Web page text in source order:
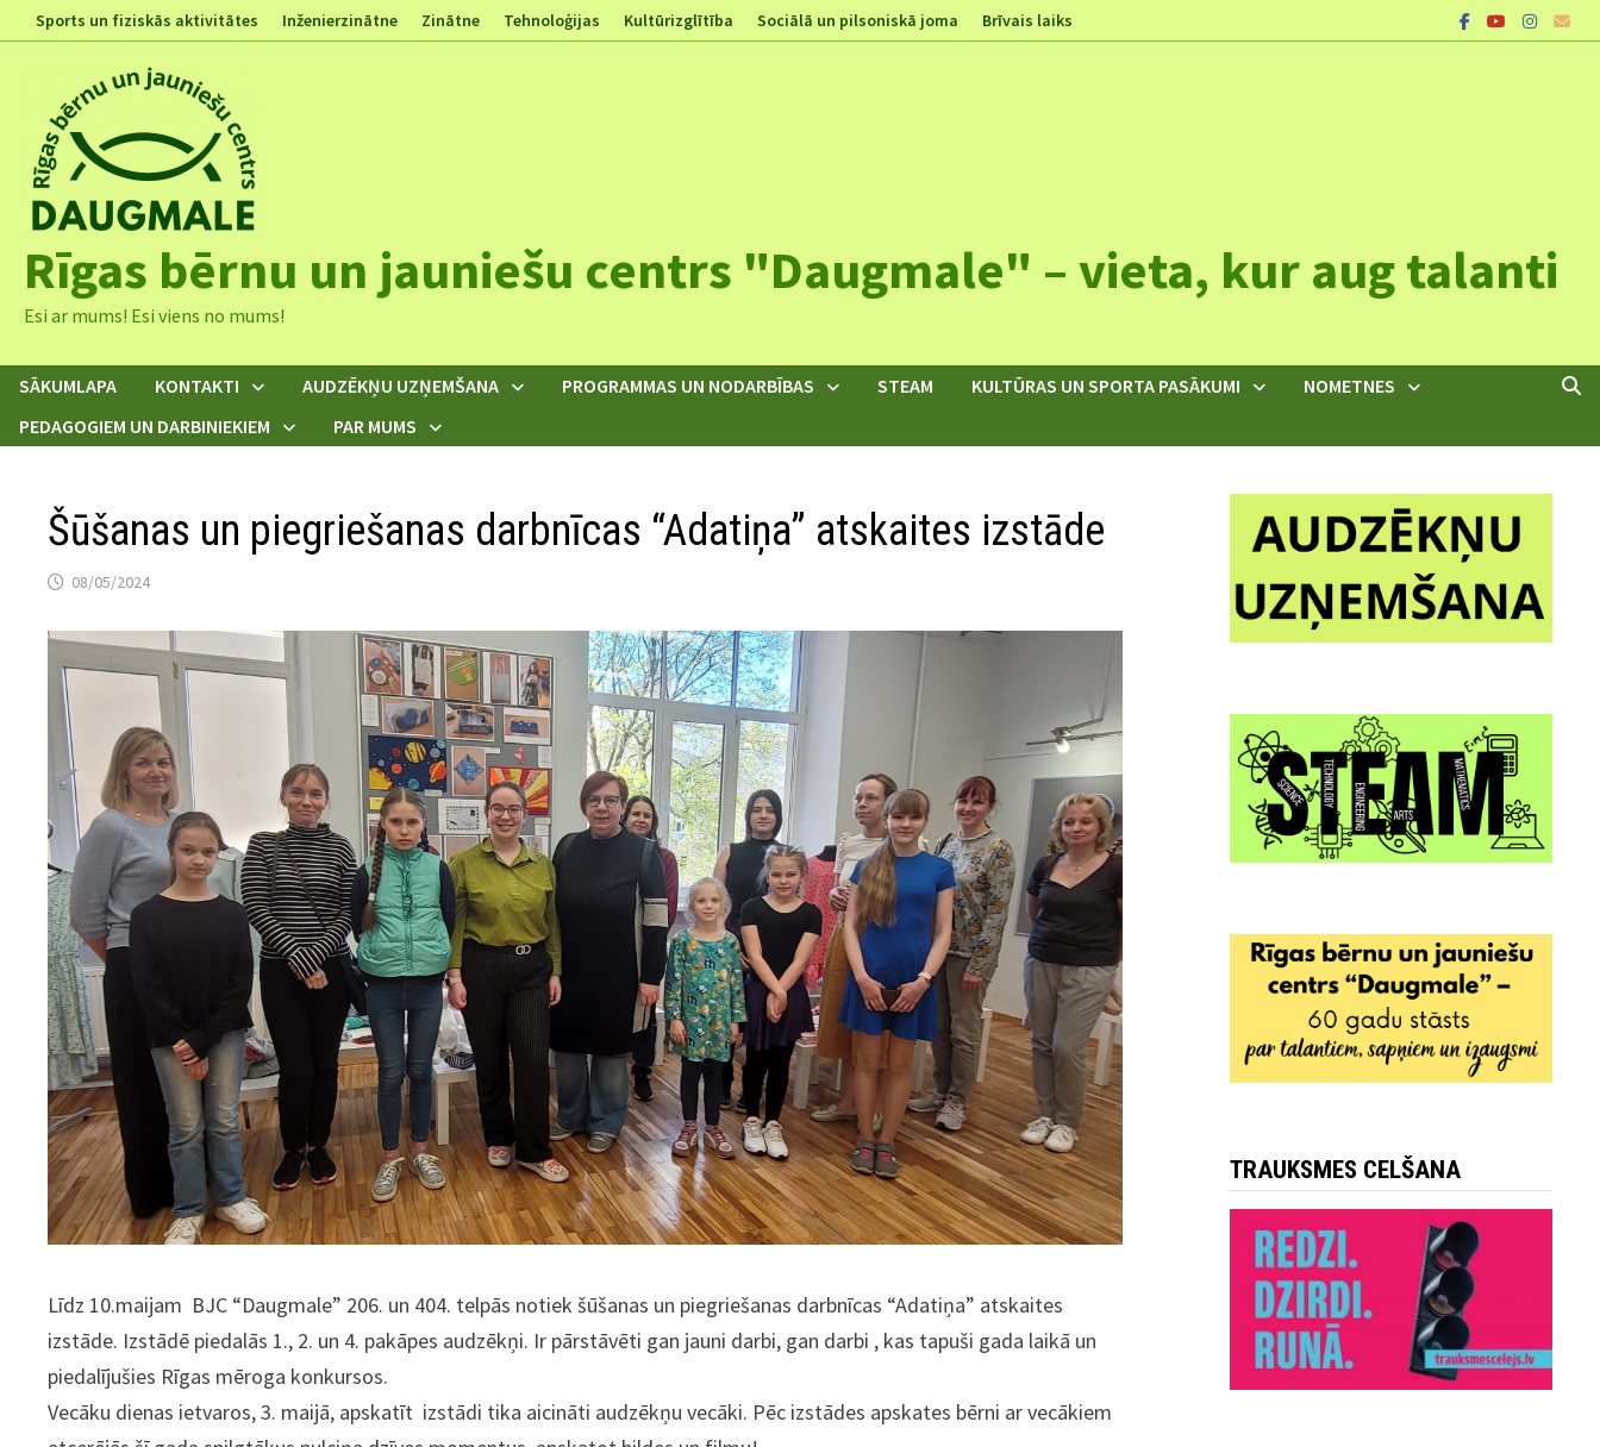
to
Sports un fiziskās aktivitātes Inženierzinātne Zinātne Tehnoloģijas Kultūrizglītība Sociālā un pilsoniskā joma Brīvais laiks
Rīgas bērnu un jauniešu centrs "Daugmale" – vieta, kur aug talanti
Esi ar mums! Esi viens no mums!
SĀKUMLAPA KONTAKTI AUDZĒKŅU UZŅEMŠANA PROGRAMMAS UN NODARBĪBAS STEAM KULTŪRAS UN SPORTA PASĀKUMI
NOMETNES
PEDAGOGIEM UN DARBINIEKIEM
PAR MUMS
Šūšanas un piegriešanas darbnīcas “Adatiņa” atskaites izstāde
08/05/2024
Līdz 10.maijam BJC “Daugmale” 206. un 404. telpās notiek šūšanas un piegriešanas darbnīcas “Adatiņa” atskaites
izstāde. Izstādē piedalās 1., 2. un 4. pakāpes audzēkņi. Ir pārstāvēti gan jauni darbi, gan darbi , kas tapuši gada laikā un
piedalījušies Rīgas mēroga konkursos.
Vecāku dienas ietvaros, 3. maijā, apskatīt izstādi tika aicināti audzēkņu vecāki. Pēc izstādes apskates bērni ar vecākiem
TRAUKSMES CELŠANA